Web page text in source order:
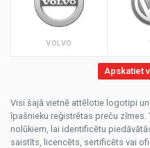
VOLVO
Apskatiet
Visi šajā vietnē attēlotie logotipi
īpašnieku reģistrētas preču
nolūkiem, lai identificētu
saistīts, licencēts, sertificēts vai